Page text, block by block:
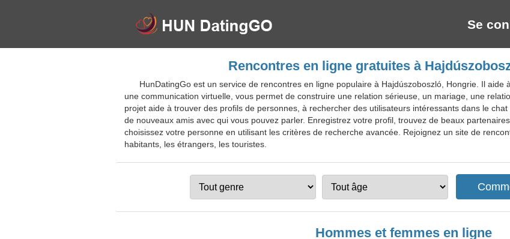
Se
Rencontres en ligne gratuites à
HunDatingGo est un service de rencontres en ligne populaire à Hajdúszoboszló, Hongrie. Il aide
une communication virtuelle, vous permet de construire une relation sérieuse, un mariage, une
projet aide à trouver des profils de personnes, à rechercher des utilisateurs intéressants dans le
de nouveaux amis avec qui vous pouvez parler. Enregistrez votre profil, trouvez de beaux
choisissez votre personne en utilisant les critères de recherche avancée. Rejoignez un site de
habitants, les étrangers, les touristes.
Hommes et femmes en ligne